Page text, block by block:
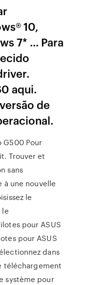
10,
7* ... Para
aqui.
de
G500 Pour
Trouver et
sans
une nouvelle
le
le
pour ASUS
pour ASUS
dans
téléchargement
système pour